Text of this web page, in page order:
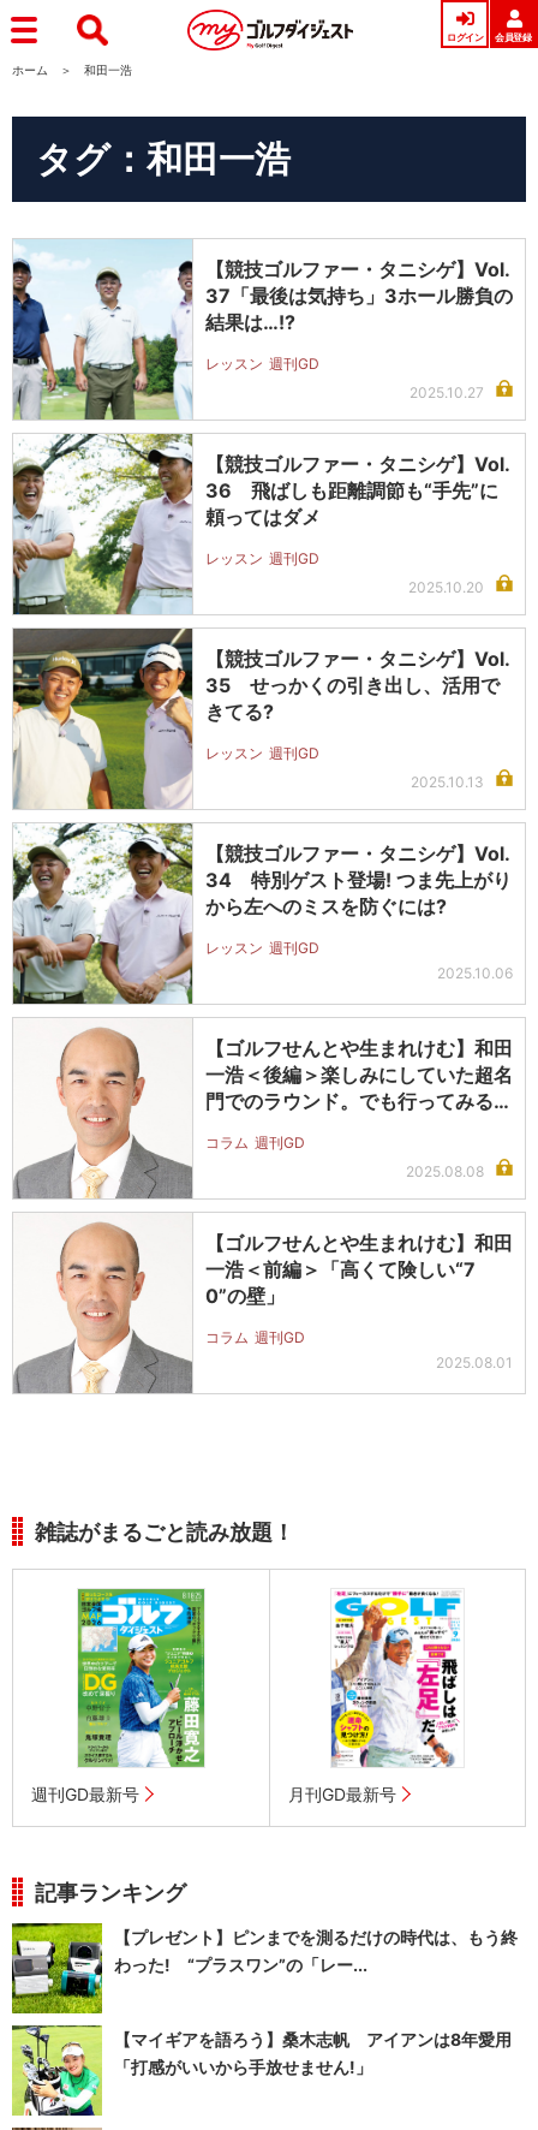
ログイン 会員登録
ホーム 和田一浩
タグ：和田一浩
【競技ゴルファー・タニシゲ】Vol.
37「最後は気持ち」3ホール勝負の
結果は…!?
レッスン 週刊GD
2025.10.27
【競技ゴルファー・タニシゲ】Vol.
36 飛ばしも距離調節も“手先”に
頼ってはダメ
レッスン 週刊GD
2025.10.20
【競技ゴルファー・タニシゲ】Vol.
35 せっかくの引き出し、活用で
きてる?
レッスン 週刊GD
2025.10.13
【競技ゴルファー・タニシゲ】Vol.
34 特別ゲスト登場! つま先上がり
から左へのミスを防ぐには?
レッスン 週刊GD
2025.10.06
【ゴルフせんとや生まれけむ】和田
一浩＜後編＞楽しみにしていた超名
門でのラウンド。でも行ってみる
コラム 週刊GD
2025.08.08
【ゴルフせんとや生まれけむ】和田
一浩＜前編＞「高くて険しい“7
0”の壁」
コラム 週刊GD
2025.08.01
雑誌がまるごと読み放題！
週刊GD最新号 月刊GD最新号
記事ランキング
【プレゼント】ピンまでを測るだけの時代は、もう終
わった! “プラスワン”の「レー...
【マイギアを語ろう】桑木志帆 アイアンは8年愛用
「打感がいいから手放せません!」